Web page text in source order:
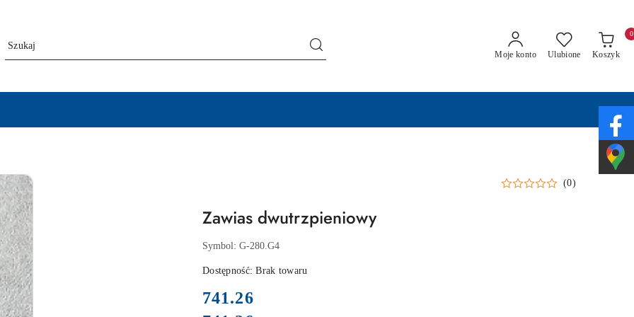
Moje konto Ulubione Koszyk
0
(0)
Zawias dwutrzpieniowy
Symbol: G-280.G4
Dostępność:Brak towaru
cena:
741.26